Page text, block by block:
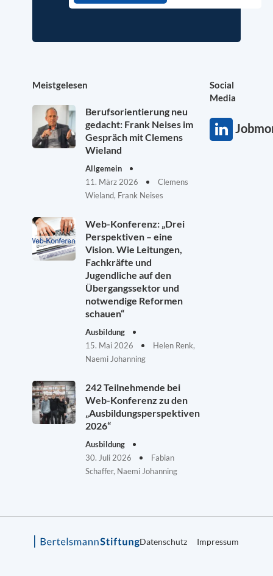
Meistgelesen
Berufsorientierung neu
gedacht: Frank Neises im
Gespräch mit Clemens
Wieland
Allgemein
11. März 2026
Clemens
Wieland, Frank Neises
Web-Konferenz: „Drei
Perspektiven – eine
Vision. Wie Leitungen,
Fachkräfte und
Jugendliche auf den
Übergangssektor und
notwendige Reformen
schauen“
Ausbildung
15. Mai 2026
Helen Renk,
Naemi Johanning
242 Teilnehmende bei
Web-Konferenz zu den
„Ausbildungsperspektiven
2026“
Ausbildung
30. Juli 2026
Fabian
Schaffer, Naemi Johanning
Social
Media
Datenschutz Impressum